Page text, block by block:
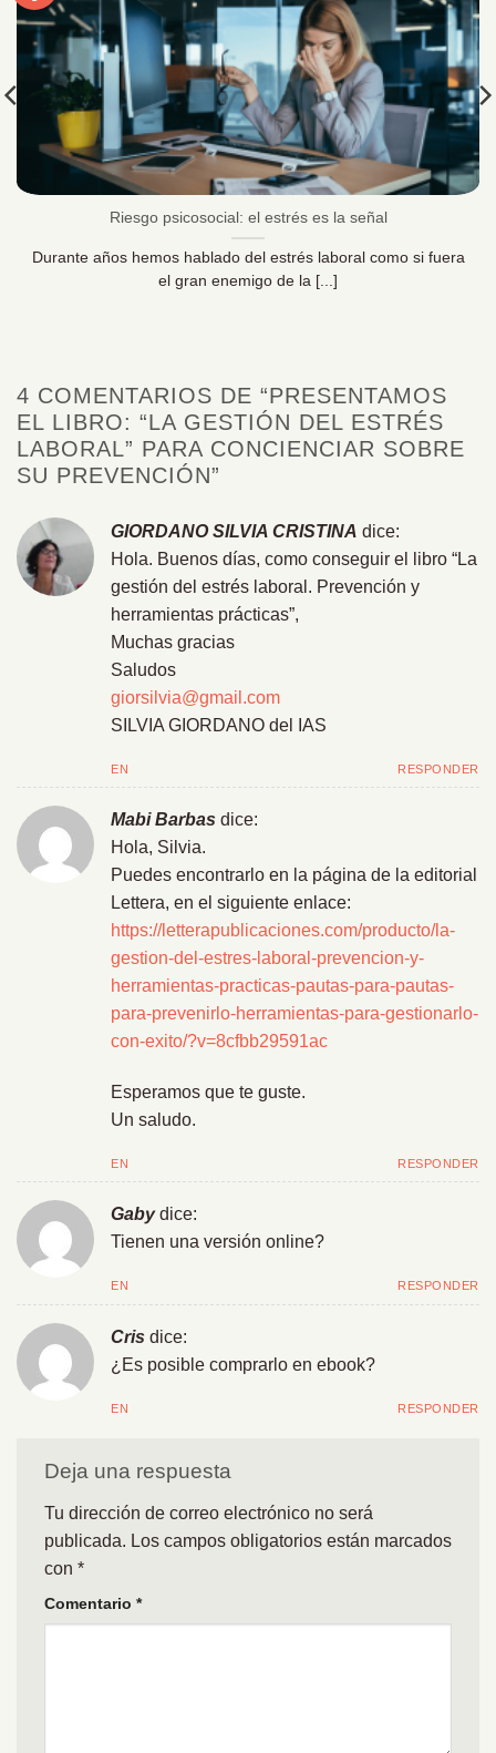
Riesgo psicosocial: el estrés es la señal
Durante años hemos hablado del estrés laboral como si fuera
el gran enemigo de la [...]
4 COMENTARIOS DE “PRESENTAMOS
EL LIBRO: “LA GESTIÓN DEL ESTRÉS
LABORAL” PARA CONCIENCIAR SOBRE
SU PREVENCIÓN”
GIORDANO SILVIA CRISTINA dice:
Hola. Buenos días, como conseguir el libro “La
gestión del estrés laboral. Prevención y
herramientas prácticas”,
Muchas gracias
Saludos
giorsilvia@gmail.com
SILVIA GIORDANO del IAS
EN RESPONDER
Mabi Barbas dice:
Hola, Silvia.
Puedes encontrarlo en la página de la editorial
Lettera, en el siguiente enlace:
https://letterapublicaciones.com/producto/la-
gestion-del-estres-laboral-prevencion-y-
herramientas-practicas-pautas-para-pautas-
para-prevenirlo-herramientas-para-gestionarlo-
con-exito/?v=8cfbb29591ac
Esperamos que te guste.
Un saludo.
EN RESPONDER
Gaby dice:
Tienen una versión online?
EN RESPONDER
Cris dice:
¿Es posible comprarlo en ebook?
EN RESPONDER
Deja una respuesta
Tu dirección de correo electrónico no será
publicada. Los campos obligatorios están marcados
con *
Comentario *